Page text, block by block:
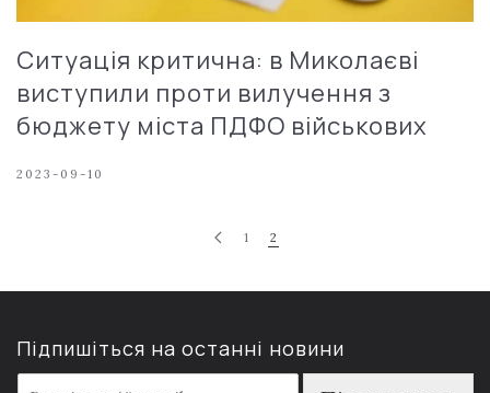
Ситуація критична: в Миколаєві
виступили проти вилучення з
бюджету міста ПДФО військових
2023-09-10
1 2
Підпишіться на останні новини